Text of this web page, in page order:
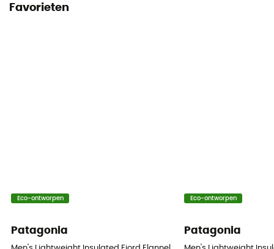
Favorieten
Eco-ontworpen
Patagonia
Eco-ontworpen
Patagonia